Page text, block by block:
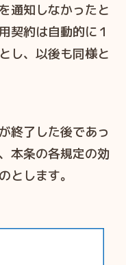
通知しなかったと
契約は自動的に１
し、以後も同様と
終了した後であっ
本条の各規定の効
とします。